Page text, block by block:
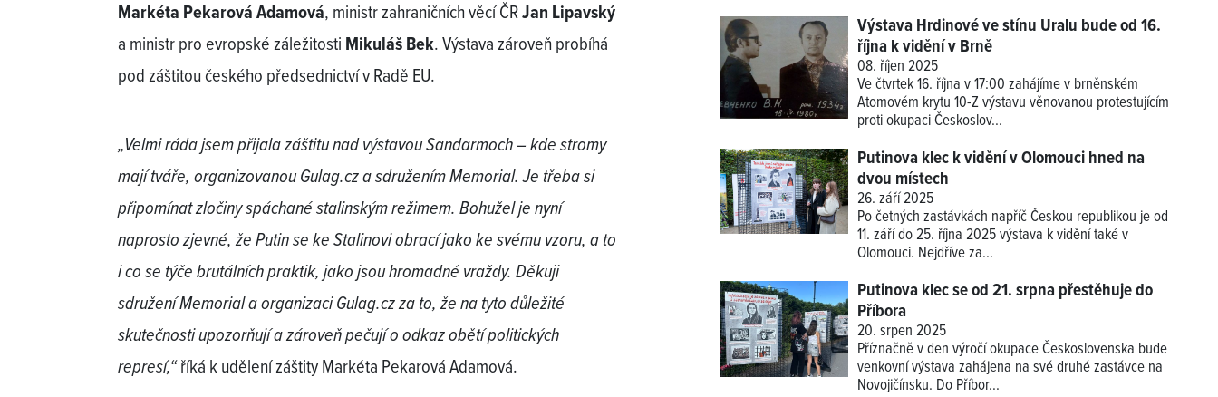
Markéta Pekarová Adamová, ministr zahraničních věcí ČRJan Lipavský
a ministr pro evropské záležitosti Mikuláš Bek. Výstava zároveň probíhá
pod záštitou českého předsednictví v Radě EU.
„Velmi ráda jsem přijala záštitu nad výstavou Sandarmoch – kde stromy
mají tváře, organizovanou Gulag.cz a sdružením Memorial. Je třeba si
připomínat zločiny spáchané stalinským režimem. Bohužel je nyní
naprosto zjevné, že Putin se ke Stalinovi obrací jako ke svému vzoru, a to
i co se týče brutálních praktik, jako jsou hromadné vraždy. Děkuji
sdružení Memorial a organizaci Gulag.cz za to, že na tyto důležité
skutečnosti upozorňují a zároveň pečují o odkaz obětí politických
represí,“říká k udělení záštity Markéta Pekarová Adamová.
Výstava Hrdinové ve stínu Uralu bude od 16.
října k vidění v Brně
08. říjen 2025
Ve čtvrtek 16. října v 17:00 zahájíme v brněnském
Atomovém krytu 10-Z výstavu věnovanou protestujícím
proti okupaci Českoslov...
Putinova klec k vidění v Olomouci hned na
dvou místech
26. září 2025
Po četných zastávkách napříč Českou republikou je od
11. září do 25. října 2025 výstava k vidění také v
Olomouci. Nejdříve za...
Putinova klec se od 21. srpna přestěhuje do
Příbora
20. srpen 2025
Příznačně v den výročí okupace Československa bude
venkovní výstava zahájena na své druhé zastávce na
Novojičínsku. Do Příbor...